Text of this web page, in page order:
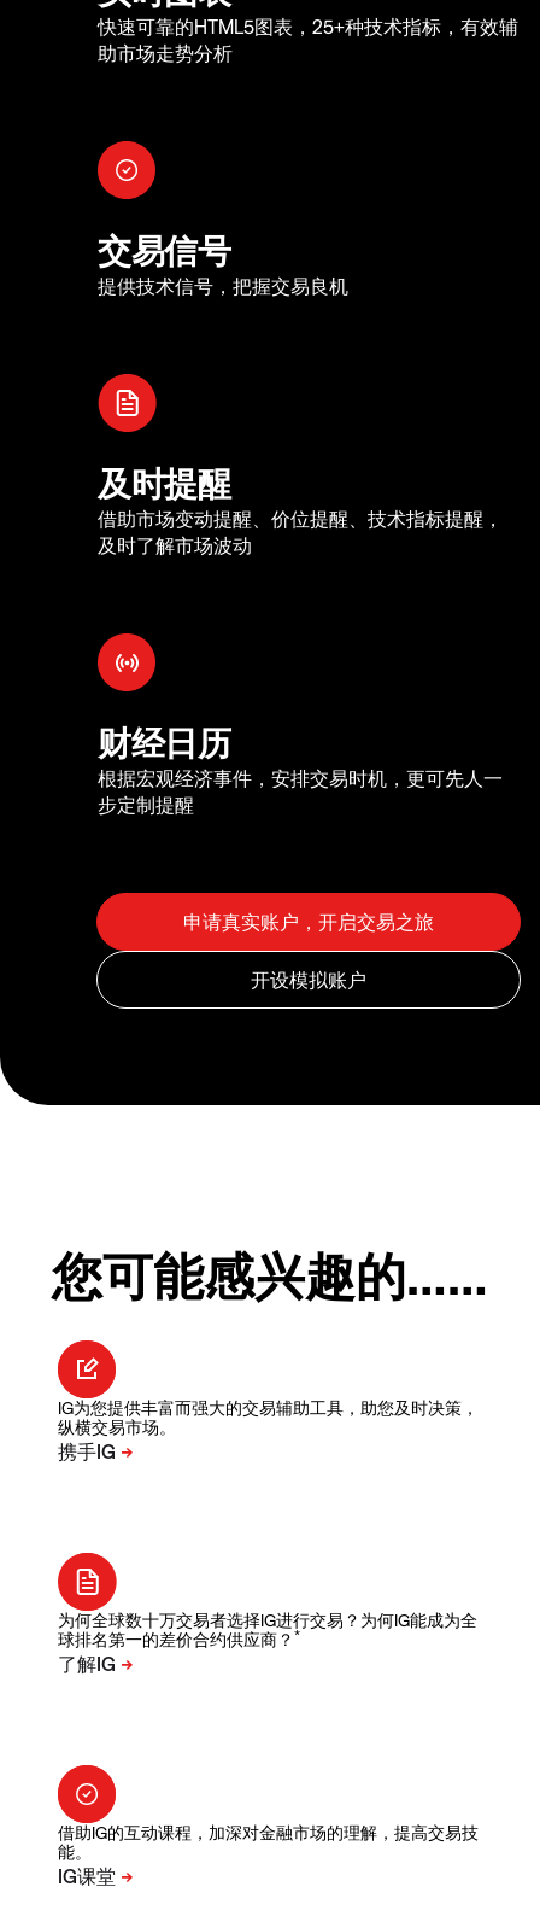
快速可靠的HTML5图表，25+种技术指标，有效辅
助市场走势分析
交易信号
提供技术信号，把握交易良机
及时提醒
借助市场变动提醒、价位提醒、技术指标提醒，
及时了解市场波动
财经日历
根据宏观经济事件，安排交易时机，更可先人一
步定制提醒
您可能感兴趣的……
IG为您提供丰富而强大的交易辅助工具，助您及时决策，
纵横交易市场。
为何全球数十万交易者选择IG进行交易？为何IG能成为全
球排名第一的差价合约供应商？ *
借助IG的互动课程，加深对金融市场的理解，提高交易技
能。